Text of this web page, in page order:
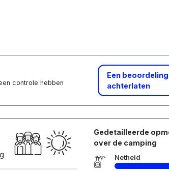
controle hebben
Een beoordeling
achterlaten
Gedetailleerde
over de camping
Netheid